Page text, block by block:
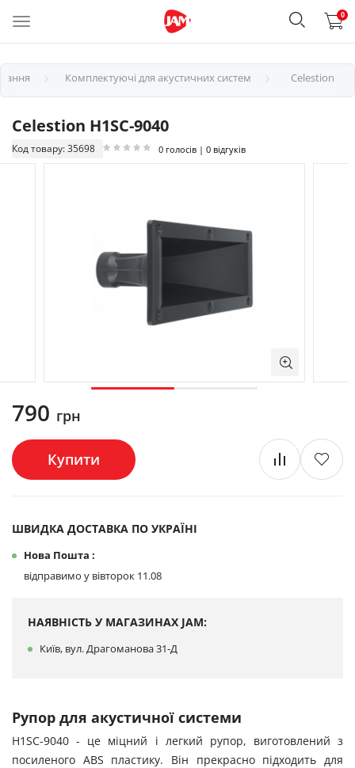
0
Комплектуючі для акустичних систем Celestion
Celestion H1SC-9040
Код товару: 35698 0 голосів | 0 відгуків
790 грн
Купити
ШВИДКА ДОСТАВКА ПО УКРАЇНІ
Нова Пошта :
відправимо у вівторок 11.08
НАЯВНІСТЬ У МАГАЗИНАХ JAM:
Київ, вул. Драгоманова 31-Д
Рупор для акустичної системи
H1SC-9040 - це міцний і легкий рупор, виготовлений з
посиленого ABS пластику. Він прекрасно підходить для